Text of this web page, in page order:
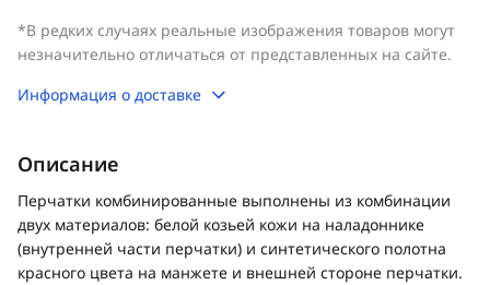
*В редких случаях реальные изображения товаров могут
незначительно отличаться от представленных на сайте.
Информация о доставке
Описание
Перчатки комбинированные выполнены из комбинации
двух материалов: белой козьей кожи на наладоннике
(внутренней части перчатки) и синтетического полотна
красного цвета на манжете и внешней стороне перчатки.